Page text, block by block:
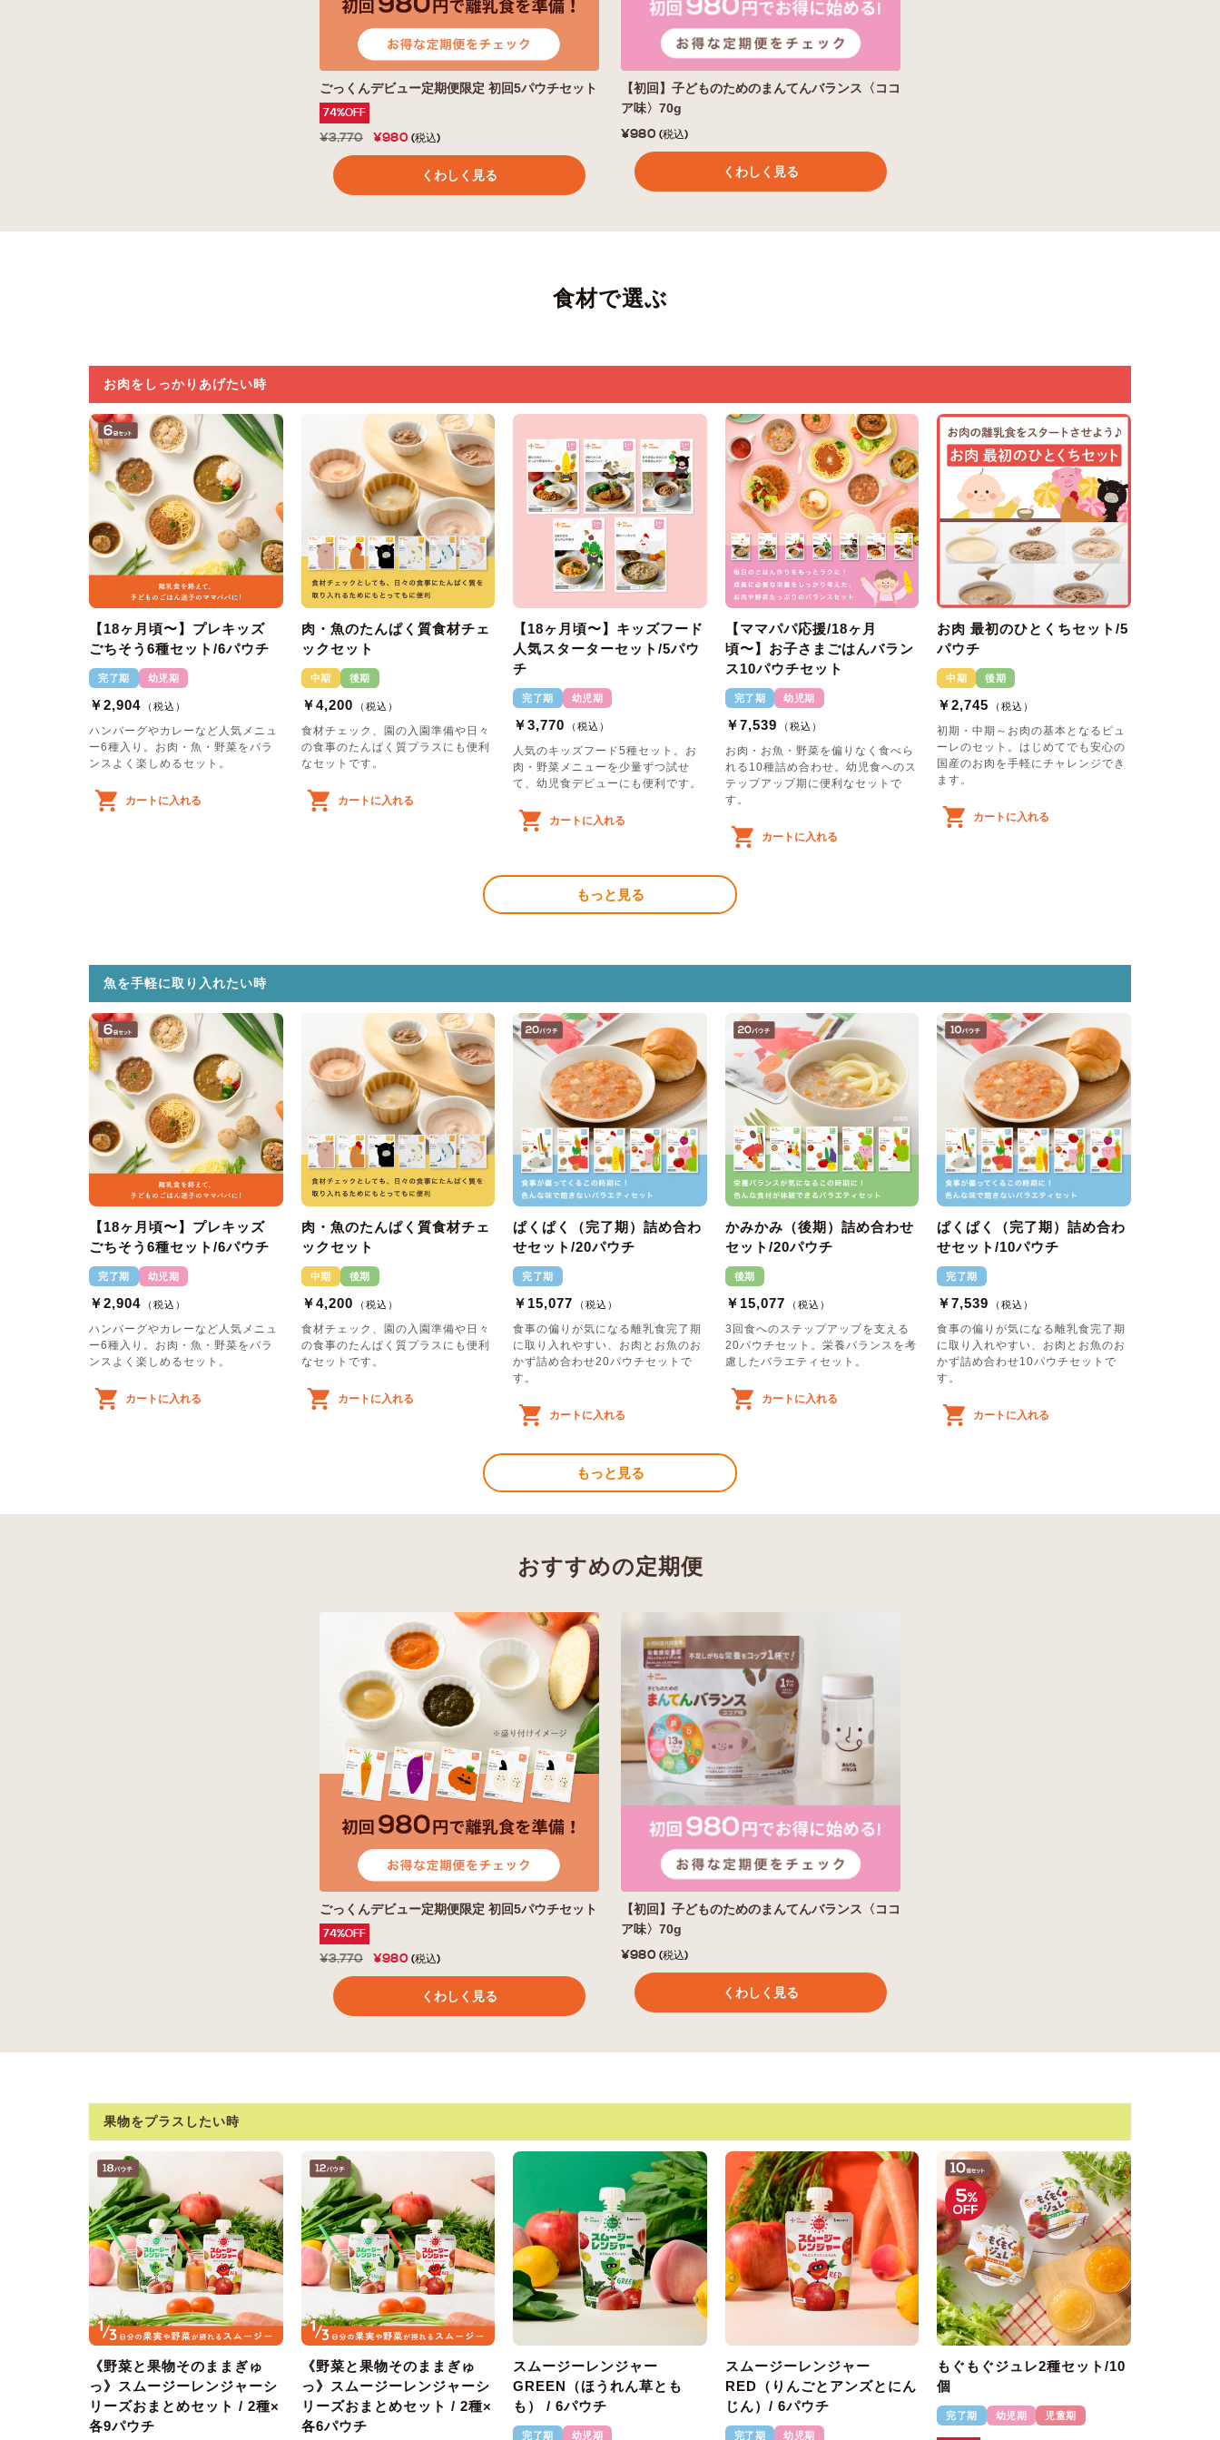
ごっくんデビュー定期便限定 初回5パウチセット
74%OFF
¥3,770 ¥980 (税込)
くわしく見る
【初回】子どものためのまんてんバランス〈ココ
ア味〉70g
¥980 (税込)
くわしく見る
食材で選ぶ
お肉をしっかりあげたい時
【18ヶ月頃〜】プレキッズ
ごちそう6種セット/6パウチ
完了期 幼児期
￥2,904 （税込）
ハンバーグやカレーなど人気メニュ
ー6種入り。お肉・魚・野菜をバラ
ンスよく楽しめるセット。
カートに入れる
肉・魚のたんぱく質食材チェ
ックセット
中期 後期
￥4,200 （税込）
食材チェック、園の入園準備や日々
の食事のたんぱく質プラスにも便利
なセットです。
カートに入れる
【18ヶ月頃〜】キッズフード
人気スターターセット/5パウ
チ
完了期 幼児期
￥3,770 （税込）
人気のキッズフード5種セット。お
肉・野菜メニューを少量ずつ試せ
て、幼児食デビューにも便利です。
カートに入れる
【ママパパ応援/18ヶ月
頃〜】お子さまごはんバラン
ス10パウチセット
完了期 幼児期
￥7,539 （税込）
お肉・お魚・野菜を偏りなく食べら
れる10種詰め合わせ。幼児食へのス
テップアップ期に便利なセットで
す。
カートに入れる
お肉 最初のひとくちセット/5
パウチ
中期 後期
￥2,745 （税込）
初期・中期～お肉の基本となるピュ
ーレのセット。はじめてでも安心の
国産のお肉を手軽にチャレンジでき
ます。
カートに入れる
もっと見る
魚を手軽に取り入れたい時
【18ヶ月頃〜】プレキッズ
ごちそう6種セット/6パウチ
完了期 幼児期
￥2,904 （税込）
ハンバーグやカレーなど人気メニュ
ー6種入り。お肉・魚・野菜をバラ
ンスよく楽しめるセット。
カートに入れる
肉・魚のたんぱく質食材チェ
ックセット
中期 後期
￥4,200 （税込）
食材チェック、園の入園準備や日々
の食事のたんぱく質プラスにも便利
なセットです。
カートに入れる
ぱくぱく（完了期）詰め合わ
せセット/20パウチ
完了期
￥15,077 （税込）
食事の偏りが気になる離乳食完了期
に取り入れやすい、お肉とお魚のお
かず詰め合わせ20パウチセットで
す。
カートに入れる
かみかみ（後期）詰め合わせ
セット/20パウチ
後期
￥15,077 （税込）
3回食へのステップアップを支える
20パウチセット。栄養バランスを考
慮したバラエティセット。
カートに入れる
ぱくぱく（完了期）詰め合わ
せセット/10パウチ
完了期
￥7,539 （税込）
食事の偏りが気になる離乳食完了期
に取り入れやすい、お肉とお魚のお
かず詰め合わせ10パウチセットで
す。
カートに入れる
もっと見る
おすすめの定期便
ごっくんデビュー定期便限定 初回5パウチセット
74%OFF
¥3,770 ¥980 (税込)
くわしく見る
【初回】子どものためのまんてんバランス〈ココ
ア味〉70g
¥980 (税込)
くわしく見る
果物をプラスしたい時
《野菜と果物そのままぎゅ
っ》スムージーレンジャーシ
リーズおまとめセット / 2種×
各9パウチ
《野菜と果物そのままぎゅ
っ》スムージーレンジャーシ
リーズおまとめセット / 2種×
各6パウチ
スムージーレンジャー
GREEN（ほうれん草とも
も） / 6パウチ
完了期 幼児期
スムージーレンジャー
RED（りんごとアンズとにん
じん）/ 6パウチ
完了期 幼児期
もぐもぐジュレ2種セット/10
個
完了期 幼児期 児童期